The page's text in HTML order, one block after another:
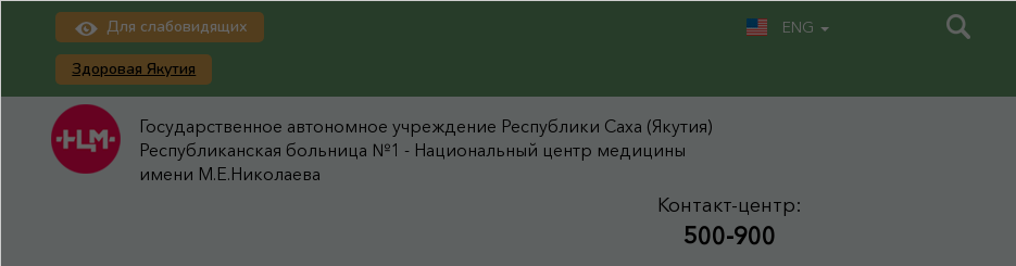
Для слабовидящих
Здоровая Якутия
ENG
Государственное автономное учреждение Республики Саха (Якутия)
Республиканская больница №1 - Национальный центр медицины
имени М.Е.Николаева
Контакт-центр:
500-900